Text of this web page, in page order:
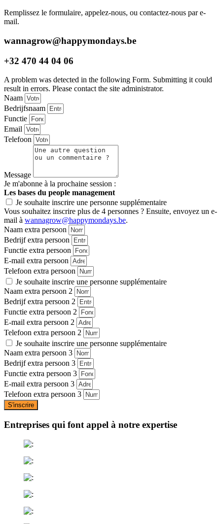
Remplissez le formulaire, appelez-nous, ou contactez-nous par e-
mail.
wannagrow@happymondays.be
+32 470 44 04 06
A problem was detected in the following Form. Submitting it could
result in errors. Please contact the site administrator.
Naam
Bedrijfsnaam
Functie
Email
Telefoon
Message
Je m'abonne à la prochaine session :
Les bases du people management
Je souhaite inscrire une personne supplémentaire
Vous souhaitez inscrire plus de 4 personnes ? Ensuite, envoyez un e-
mail à wannagrow@happymondays.be.
Naam extra persoon
Bedrijf extra persoon
Functie extra persoon
E-mail extra persoon
Telefoon extra persoon
Je souhaite inscrire une personne supplémentaire
Naam extra persoon 2
Bedrijf extra persoon 2
Functie extra persoon 2
E-mail extra persoon 2
Telefoon extra persoon 2
Je souhaite inscrire une personne supplémentaire
Naam extra persoon 3
Bedrijf extra persoon 3
Functie extra persoon 3
E-mail extra persoon 3
Telefoon extra persoon 3
S'inscrire
Entreprises qui font appel à notre expertise